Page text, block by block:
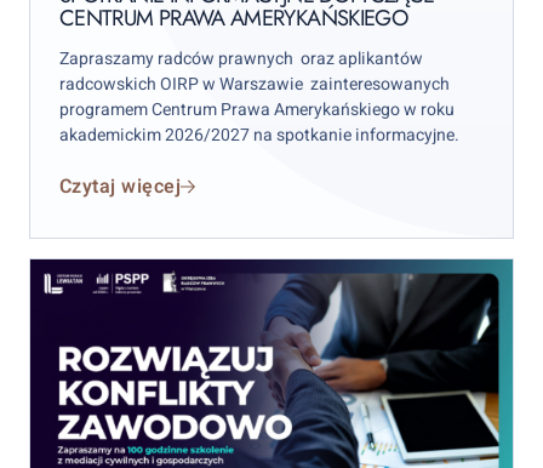
CENTRUM PRAWA AMERYKAŃSKIEGO
Zapraszamy radców prawnych oraz aplikantów
radcowskich OIRP w Warszawie zainteresowanych
programem Centrum Prawa Amerykańskiego w roku
akademickim 2026/2027 na spotkanie informacyjne.
Czytaj więcej